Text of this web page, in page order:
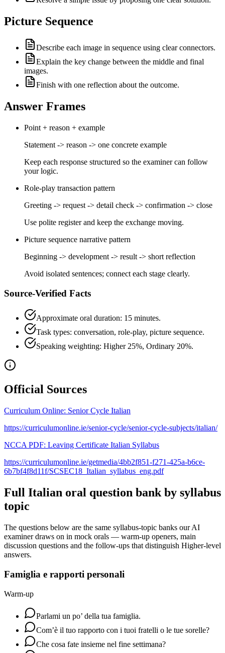
Picture Sequence
Describe each image in sequence using clear connectors.
Explain the key change between the middle and final
images.
Finish with one reflection about the outcome.
Answer Frames
Point + reason + example
Statement -> reason -> one concrete example
Keep each response structured so the examiner can follow
your logic.
Role-play transaction pattern
Greeting -> request -> detail check -> confirmation -> close
Use polite register and keep the exchange moving.
Picture sequence narrative pattern
Beginning -> development -> result -> short reflection
Avoid isolated sentences; connect each stage clearly.
Source-Verified Facts
Approximate oral duration: 15 minutes.
Task types: conversation, role-play, picture sequence.
Speaking weighting: Higher 25%, Ordinary 20%.
Official Sources
Curriculum Online: Senior Cycle Italian
https://curriculumonline.ie/senior-cycle/senior-cycle-subjects/italian/
NCCA PDF: Leaving Certificate Italian Syllabus
https://curriculumonline.ie/getmedia/4bb2f851-f271-425a-b6ce-
6b7bf4f8d11f/SCSEC18_Italian_syllabus_eng.pdf
Full Italian oral question bank by syllabus
topic
The questions below are the same syllabus-topic banks our AI
examiner draws on in mock orals — warm-up openers, main
discussion questions and the follow-ups that distinguish Higher-level
answers.
Famiglia e rapporti personali
Warm-up
Parlami un po’ della tua famiglia.
Com’è il tuo rapporto con i tuoi fratelli o le tue sorelle?
Che cosa fate insieme nel fine settimana?